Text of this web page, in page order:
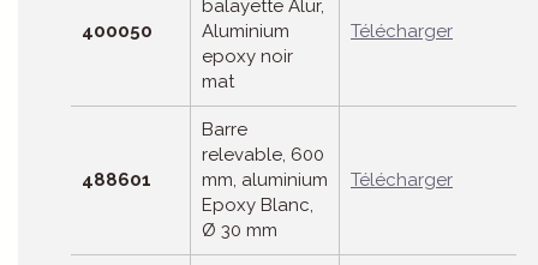
400050
balayette Alur,
Aluminium
epoxy noir
mat
Télécharger
488601
Barre
relevable, 600
mm, aluminium
Epoxy Blanc,
Ø 30 mm
Télécharger